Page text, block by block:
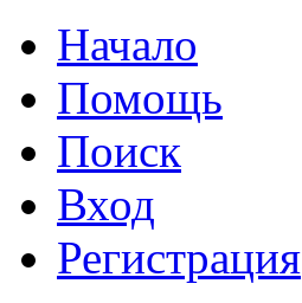
Начало
Помощь
Поиск
Вход
Регистрация